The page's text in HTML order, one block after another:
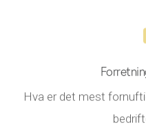
Hva er det mest